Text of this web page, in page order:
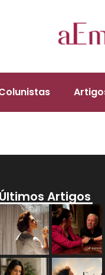
Últimos Artigos